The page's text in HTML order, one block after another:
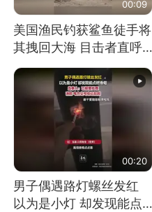
00:09
美国渔民钓获鲨鱼徒手将
其拽回大海 目击者直呼
震惊 （视频来源：参考
消息）
00:20
男子偶遇路灯螺丝发红
以为是小灯 却发现能点